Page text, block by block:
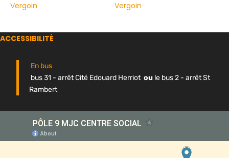
Vergoin
Vergoin
ACCESSIBILITÉ
En bus
bus 31 - arrêt Cité Edouard Herriot ou le bus 2 - arrêt St
Rambert